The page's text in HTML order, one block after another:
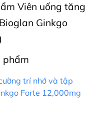
Viên uống tăng
Ginkgo
phẩm
trí nhớ và tập
Forte 12,000mg